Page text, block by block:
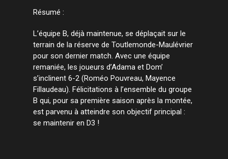
Résumé :
L’équipe B, déjà maintenue, se déplaçait sur le
terrain de la réserve de Toutlemonde-Maulévrier
pour son dernier match. Avec une équipe
remaniée, les joueurs d’Adama et Dom’
s’inclinent 6-2 (Roméo Pouvreau, Mayence
Fillaudeau). Félicitations à l’ensemble du groupe
B qui, pour sa première saison après la montée,
est parvenu à atteindre son objectif principal :
se maintenir en D3 !